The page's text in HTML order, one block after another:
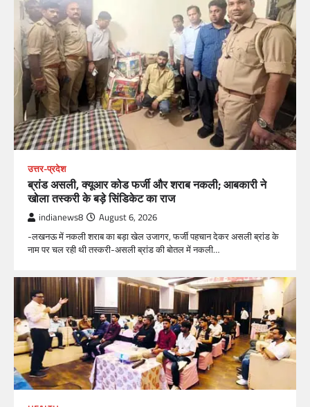
उत्तर-प्रदेश
ब्रांड असली, क्यूआर कोड फर्जी और शराब नकली; आबकारी ने
खोला तस्करी के बड़े सिंडिकेट का राज
indianews8 August 6, 2026
-लखनऊ में नकली शराब का बड़ा खेल उजागर, फर्जी पहचान देकर असली ब्रांड के
नाम पर चल रही थी तस्करी-असली ब्रांड की बोतल में नकली…